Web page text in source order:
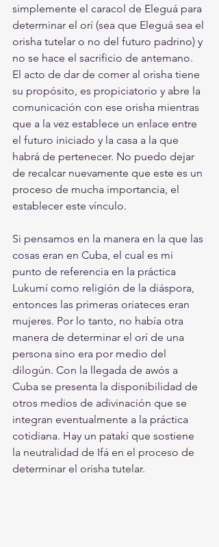
simplemente el caracol de Eleguá para
determinar el orí (sea que Eleguá sea el
orisha tutelar o no del futuro padrino) y
no se hace el sacrificio de antemano.
El acto de dar de comer al orisha tiene
su propósito, es propiciatorio y abre la
comunicación con ese orisha mientras
que a la vez establece un enlace entre
el futuro iniciado y la casa a la que
habrá de pertenecer. No puedo dejar
de recalcar nuevamente que este es un
proceso de mucha importancia, el
establecer este vínculo.
Si pensamos en la manera en la que las
cosas eran en Cuba, el cual es mi
punto de referencia en la práctica
Lukumí como religión de la diáspora,
entonces las primeras oriateces eran
mujeres. Por lo tanto, no había otra
manera de determinar el orí de una
persona sino era por medio del
dilogún. Con la llegada de awós a
Cuba se presenta la disponibilidad de
otros medios de adivinación que se
integran eventualmente a la práctica
cotidiana. Hay un patakí que sostiene
la neutralidad de Ifá en el proceso de
determinar el orisha tutelar.